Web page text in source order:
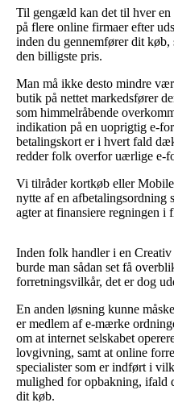
Til gengæld kan det til hver
på flere online firmaer efter
inden du gennemfører dit
den billigste pris.
Man må ikke desto mindre
butik på nettet markedsfører
som himmelråbende
indikation på en uoprigtig e-
betalingskort er i hvert fald
redder folk overfor uærlige e-
Vi tilråder kortkøb eller
nytte af en afbetalingsordning
agter at finansiere regningen i
Inden folk handler i en
burde man sådan set få
forretningsvilkår, det er dog
En anden løsning kunne
er medlem af e-mærke
om at internet selskabet
lovgivning, samt at online
specialister som er indført i
mulighed for opbakning, ifald
dit køb.